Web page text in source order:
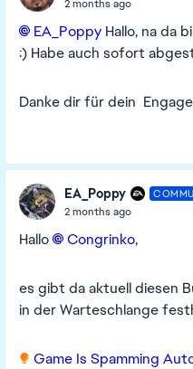
2 months ago
EA_Poppy​ Hallo, na da
:) Habe auch sofort
Danke dir für dein
EA_Poppy
2 months ago
Hallo Congrinko​,
es gibt da aktuell diesen
in der Warteschlange
Game Is Spamming